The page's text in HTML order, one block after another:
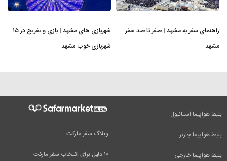
راهنمای سفر به مشهد | صفر تا صد سفر
مشهد
شهربازی های مشهد | بازی و تفریح در ۱۵
شهربازی خوب مشهد
وبلاگ سفر مارکت
۱۰ دلیل برای انتخاب سفر مارکت
بلیط هواپیما استانبول
بلیط هواپیما چارتر
بلیط هواپیما خارجی